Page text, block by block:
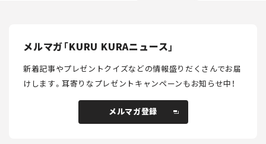
メルマガ「KURU KURAニュース」
新着記事やプレゼントクイズなどの情報盛りだくさんでお届
けします。耳寄りなプレゼントキャンペーンもお知らせ中！
メルマガ登録